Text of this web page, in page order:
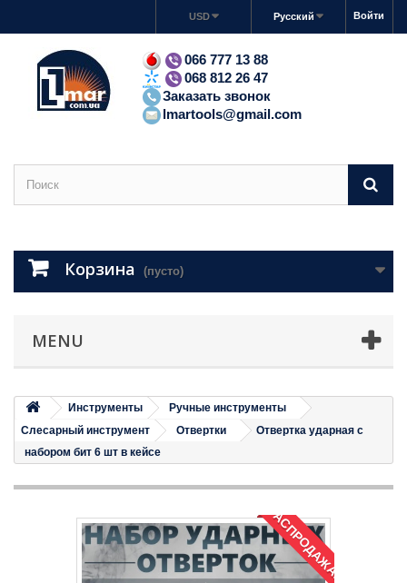
Войти
Русский
USD
066 777 13 88
068 812 26 47
Заказать звонок
lmartools@gmail.com
Корзина (пусто)
MENU
Инструменты
Ручные инструменты
Слесарный инструмент
Отвертки
Отвертка ударная с
набором бит 6 шт в кейсе
РАСПРОДАЖА!